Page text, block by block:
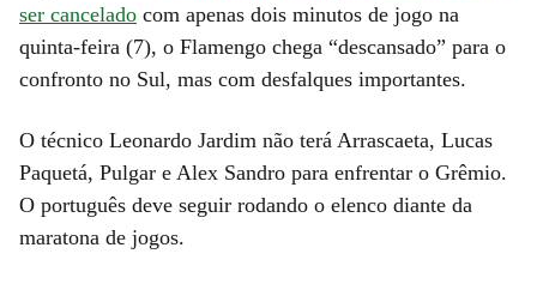
ser cancelado com apenas dois minutos de jogo na
quinta-feira (7), o Flamengo chega “descansado” para o
confronto no Sul, mas com desfalques importantes.
O técnico Leonardo Jardim não terá Arrascaeta, Lucas
Paquetá, Pulgar e Alex Sandro para enfrentar o Grêmio.
O português deve seguir rodando o elenco diante da
maratona de jogos.